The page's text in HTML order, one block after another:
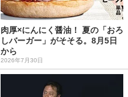
肉厚×にんにく醤油！ 夏の「おろ
しバーガー」がそそる。8月5日
から
2026年7月30日